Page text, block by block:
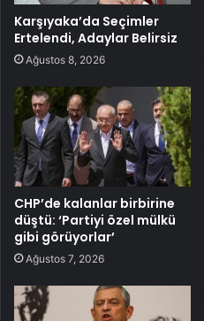
Karşıyaka’da Seçimler
Ertelendi, Adaylar Belirsiz
Ağustos 8, 2026
CHP’de kalanlar birbirine
düştü: ‘Partiyi özel mülkü
gibi görüyorlar’
Ağustos 7, 2026